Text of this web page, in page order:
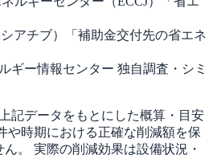
アチブ）
「補助金交付先の省エネ
ギー情報センター 独自調査・シミ
記データをもとにした概算・目安
や時期における正確な削減額を保
。 実際の削減効果は設備状況・